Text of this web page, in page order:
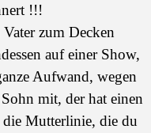
!!!
zum Decken
auf einer Show,
Aufwand, wegen
mit, der hat einen
Mutterlinie, die du